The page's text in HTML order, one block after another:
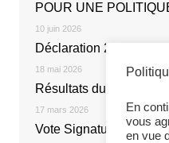
POUR UNE
10 juin 2026
Déclaration 2026
18 mai 2026
Résultats du vote
17 mars 2026
Vote Signature de
En
vous
en vue